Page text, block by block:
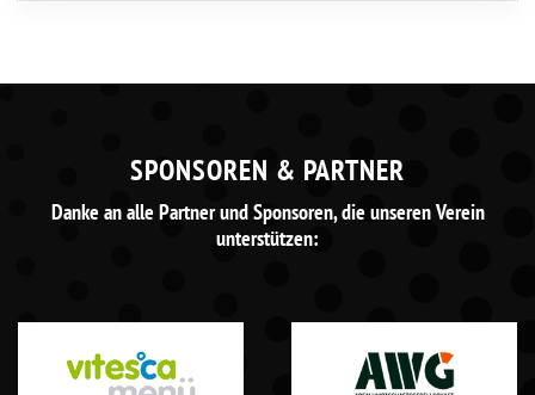
SPONSOREN & PARTNER
Danke an alle Partner und Sponsoren, die unseren Verein
unterstützen: